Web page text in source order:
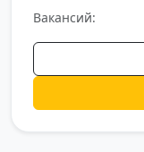
Вакансий: